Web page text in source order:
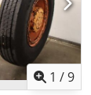
1 /9